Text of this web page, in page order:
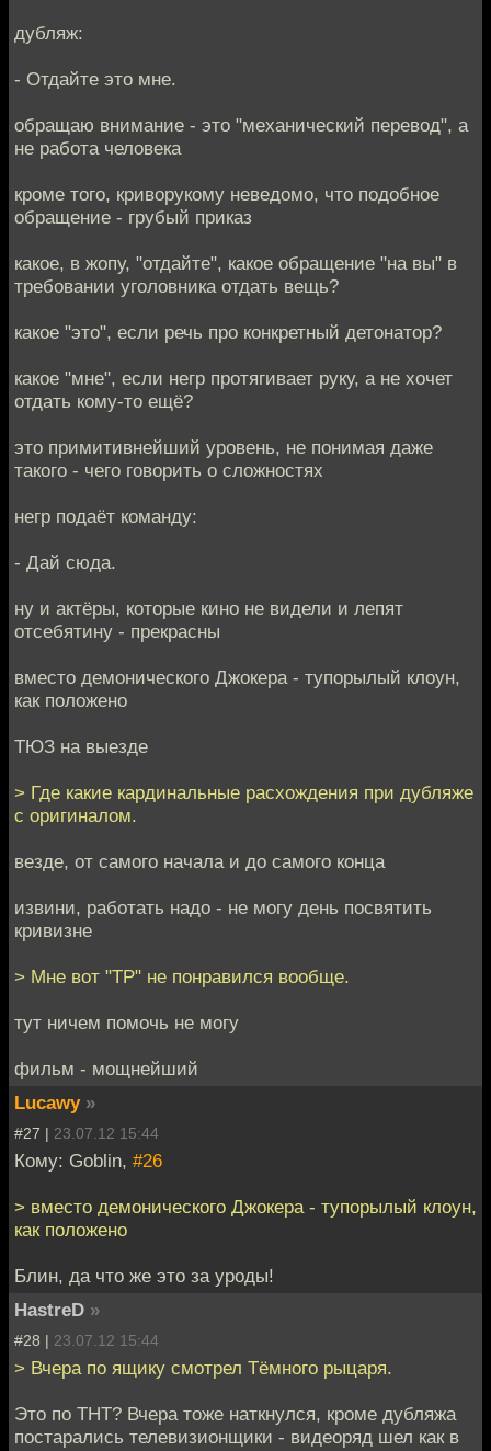
дубляж:
- Отдайте это мне.
обращаю внимание - это "механический перевод", а
не работа человека
кроме того, криворукому неведомо, что подобное
обращение - грубый приказ
какое, в жопу, "отдайте", какое обращение "на вы" в
требовании уголовника отдать вещь?
какое "это", если речь про конкретный детонатор?
какое "мне", если негр протягивает руку, а не хочет
отдать кому-то ещё?
это примитивнейший уровень, не понимая даже
такого - чего говорить о сложностях
негр подаёт команду:
- Дай сюда.
ну и актёры, которые кино не видели и лепят
отсебятину - прекрасны
вместо демонического Джокера - тупорылый клоун,
как положено
ТЮЗ на выезде
> Где какие кардинальные расхождения при дубляже
с оригиналом.
везде, от самого начала и до самого конца
извини, работать надо - не могу день посвятить
кривизне
> Мне вот "ТР" не понравился вообще.
тут ничем помочь не могу
фильм - мощнейший
Lucawy »
#27 | 23.07.12 15:44
Кому: Goblin, #26
> вместо демонического Джокера - тупорылый клоун,
как положено
Блин, да что же это за уроды!
HastreD »
#28 | 23.07.12 15:44
> Вчера по ящику смотрел Тёмного рыцаря.
Это по ТНТ? Вчера тоже наткнулся, кроме дубляжа
постарались телевизионщики - видеоряд шел как в